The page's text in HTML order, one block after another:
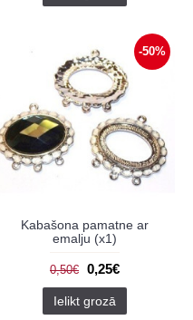
-50%
Kabašona pamatne ar
emalju (x1)
0,50€ 0,25€
Ielikt grozā